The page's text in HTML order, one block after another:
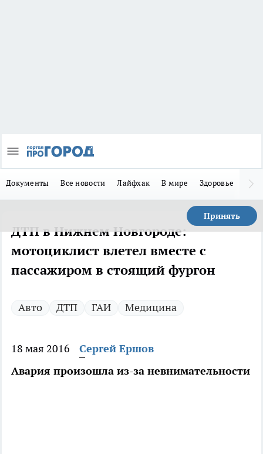
Документы Все новости Лайфхак В мире Здоровье
Принять
ДТП в Нижнем Новгороде:
мотоциклист влетел вместе с
пассажиром в стоящий фургон
Авто ДТП ГАИ Медицина
18 мая 2016
Сергей Ершов
Авария произошла из-за невнимательности